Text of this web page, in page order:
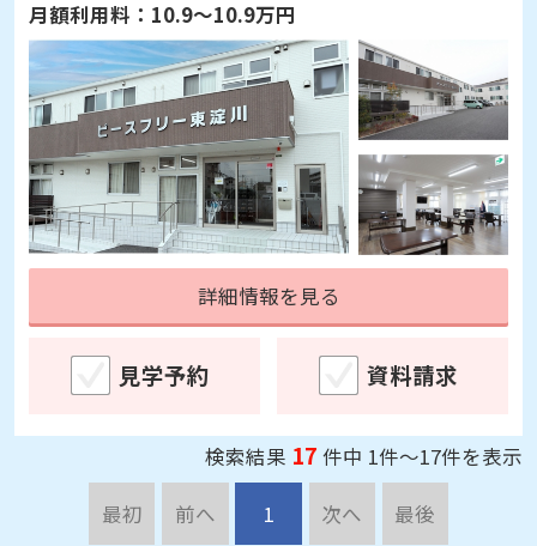
詳細情報を見る
最初
前へ 1 次へ 最後